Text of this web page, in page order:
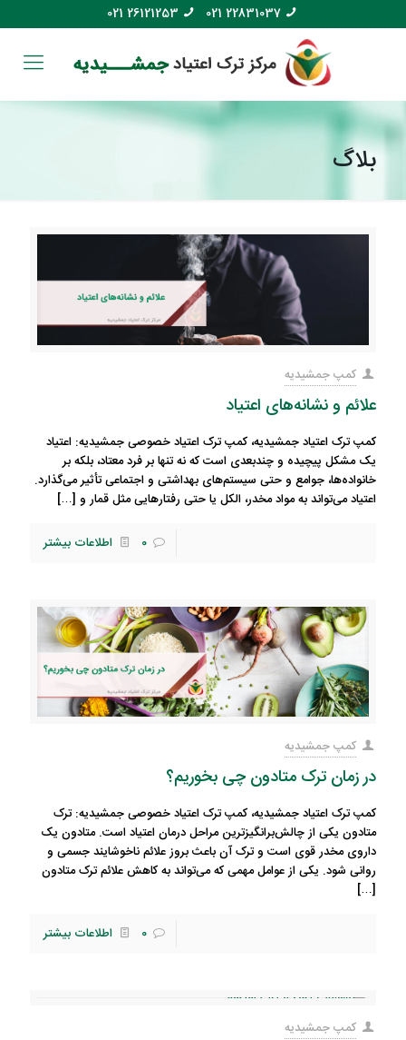
021 22831037
021 26121253
بلاگ
کمپ جمشیدیه
علائم و نشانه‌های اعتیاد
کمپ ترک اعتیاد جمشیدیه، کمپ ترک اعتیاد خصوصی جمشیدیه: اعتیاد
یک مشکل پیچیده و چندبعدی است که نه تنها بر فرد معتاد، بلکه بر
خانواده‌ها، جوامع و حتی سیستم‌های بهداشتی و اجتماعی تأثیر می‌گذارد.
اعتیاد می‌تواند به مواد مخدر، الکل یا حتی رفتارهایی مثل قمار و […]
0 اطلاعات بیشتر
کمپ جمشیدیه
در زمان ترک متادون چی بخوریم؟
کمپ ترک اعتیاد جمشیدیه، کمپ ترک اعتیاد خصوصی جمشیدیه: ترک
متادون یکی از چالش‌برانگیزترین مراحل درمان اعتیاد است. متادون یک
داروی مخدر قوی است و ترک آن باعث بروز علائم ناخوشایند جسمی و
روانی شود. یکی از عوامل مهمی که می‌تواند به کاهش علائم ترک متادون
[…]
0 اطلاعات بیشتر
کمپ جمشیدیه